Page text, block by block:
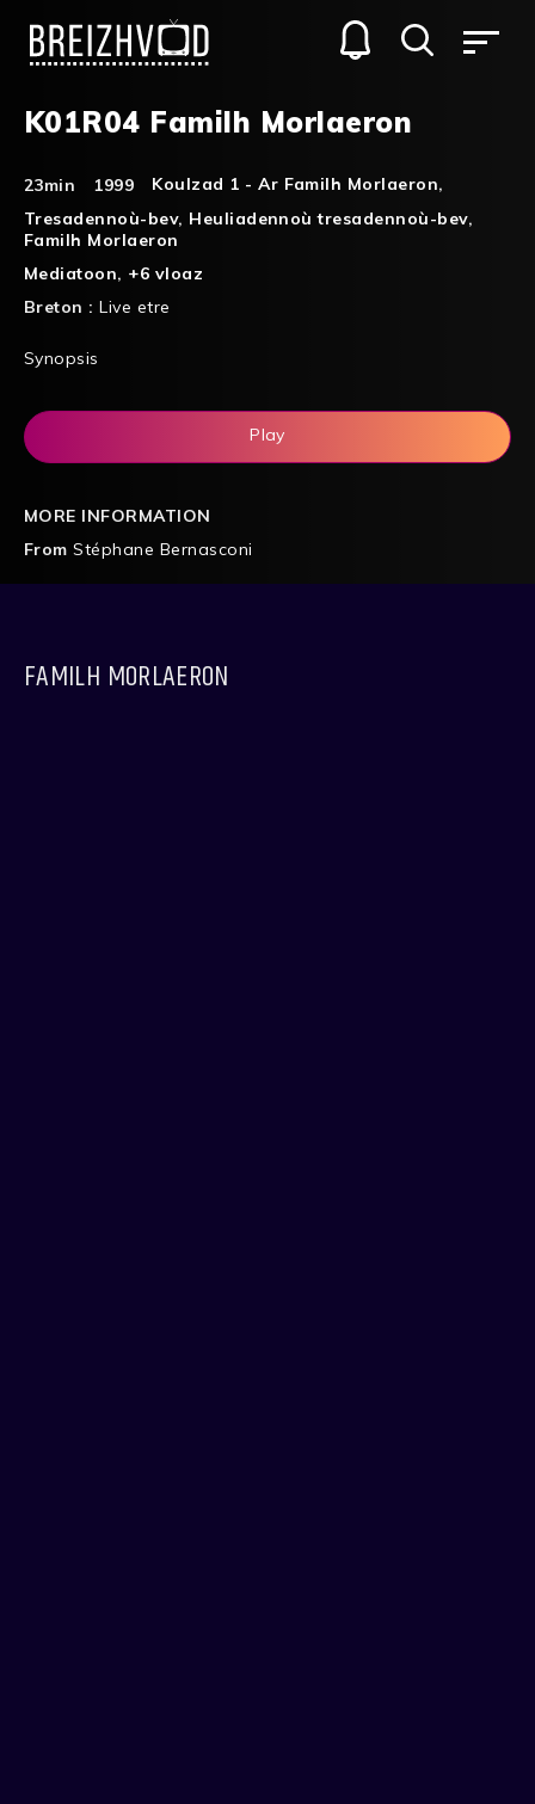
K01R04 Familh Morlaeron
23min 1999 Koulzad 1 - Ar Familh Morlaeron,
Tresadennoù-bev, Heuliadennoù tresadennoù-bev,
Familh Morlaeron
Mediatoon, +6 vloaz
Breton :Live etre
Synopsis
Play
MORE INFORMATION
From Stéphane Bernasconi
FAMILH MORLAERON